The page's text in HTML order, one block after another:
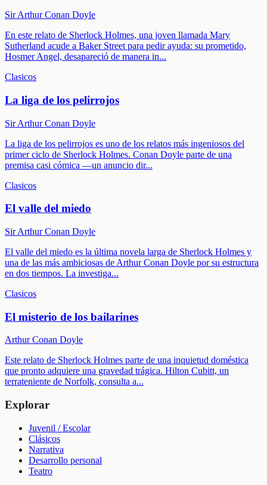
Sir Arthur Conan Doyle
En este relato de Sherlock Holmes, una joven llamada Mary
Sutherland acude a Baker Street para pedir ayuda: su prometido,
Hosmer Angel, desapareció de manera in...
Clasicos
La liga de los pelirrojos
Sir Arthur Conan Doyle
La liga de los pelirrojos es uno de los relatos más ingeniosos del
primer ciclo de Sherlock Holmes. Conan Doyle parte de una
premisa casi cómica —un anuncio dir...
Clasicos
El valle del miedo
Sir Arthur Conan Doyle
El valle del miedo es la última novela larga de Sherlock Holmes y
una de las más ambiciosas de Arthur Conan Doyle por su estructura
en dos tiempos. La investiga...
Clasicos
El misterio de los bailarines
Arthur Conan Doyle
Este relato de Sherlock Holmes parte de una inquietud doméstica
que pronto adquiere una gravedad trágica. Hilton Cubitt, un
terrateniente de Norfolk, consulta a...
Explorar
Juvenil / Escolar
Clásicos
Narrativa
Desarrollo personal
Teatro